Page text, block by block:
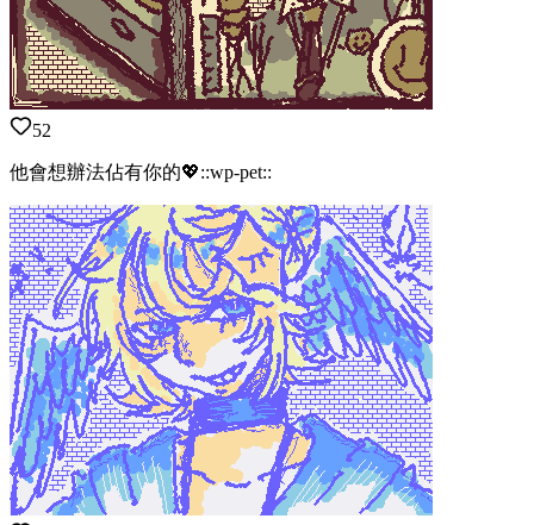
52
他會想辦法佔有你的💖::wp-pet::